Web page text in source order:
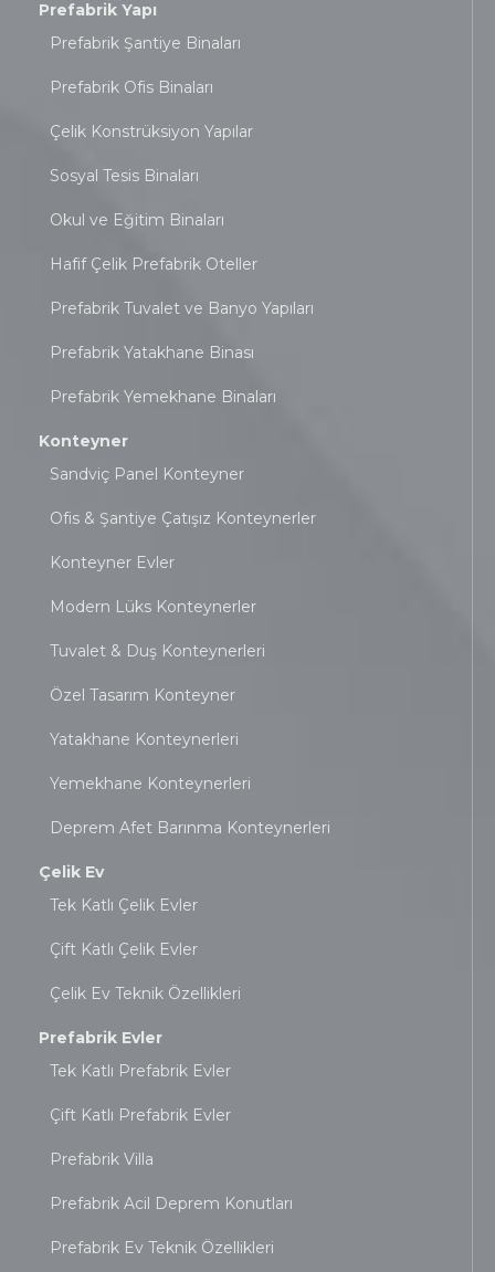
Prefabrik Yapı
Prefabrik Şantiye Binaları
Prefabrik Ofis Binaları
Çelik Konstrüksiyon Yapılar
Sosyal Tesis Binaları
Okul ve Eğitim Binaları
Hafif Çelik Prefabrik Oteller
Prefabrik Tuvalet ve Banyo Yapıları
Prefabrik Yatakhane Binası
Prefabrik Yemekhane Binaları
Konteyner
Sandviç Panel Konteyner
Ofis & Şantiye Çatışız Konteynerler
Konteyner Evler
Modern Lüks Konteynerler
Tuvalet & Duş Konteynerleri
Özel Tasarım Konteyner
Yatakhane Konteynerleri
Yemekhane Konteynerleri
Deprem Afet Barınma Konteynerleri
Çelik Ev
Tek Katlı Çelik Evler
Çift Katlı Çelik Evler
Çelik Ev Teknik Özellikleri
Prefabrik Evler
Tek Katlı Prefabrik Evler
Çift Katlı Prefabrik Evler
Prefabrik Villa
Prefabrik Acil Deprem Konutları
Prefabrik Ev Teknik Özellikleri